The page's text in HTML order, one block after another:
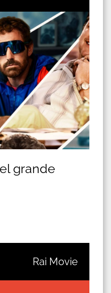
grande
Rai Movie